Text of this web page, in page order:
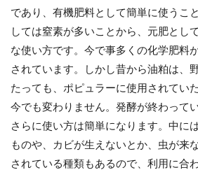
であり、有機肥料として簡単に使うこ
しては窒素が多いことから、元肥とし
な使い方です。今で事多くの化学肥料
されています。しかし昔から油粕は、
たっても、ポピュラーに使用されてい
今でも変わりません。発酵が終わって
さらに使い方は簡単になります。中に
ものや、カビが生えないとか、虫が来
されている種類もあるので、利用に合